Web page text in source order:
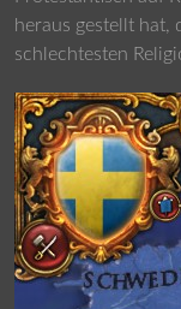
heraus gestellt hat,
schlechtesten